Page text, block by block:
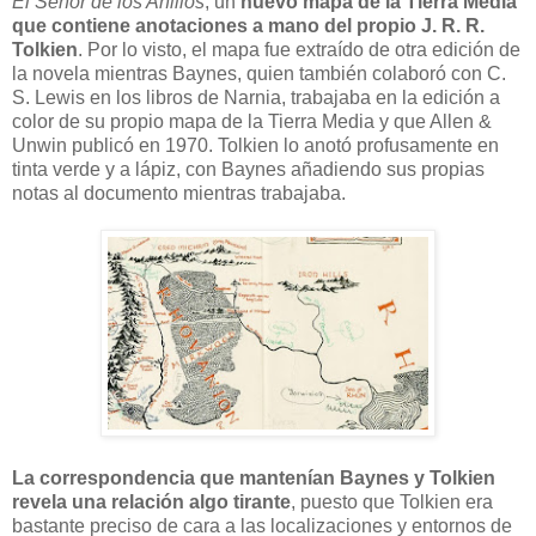
que contiene anotaciones a mano del propio J. R. R.
Tolkien. Por lo visto, el mapa fue extraído de otra edición de
la novela mientras Baynes, quien también colaboró con C.
S. Lewis en los libros de Narnia, trabajaba en la edición a
color de su propio mapa de la Tierra Media y que Allen &
Unwin publicó en 1970. Tolkien lo anotó profusamente en
tinta verde y a lápiz, con Baynes añadiendo sus propias
notas al documento mientras trabajaba.
La correspondencia que mantenían Baynes y Tolkien
revela una relación algo tirante, puesto que Tolkien era
bastante preciso de cara a las localizaciones y entornos de